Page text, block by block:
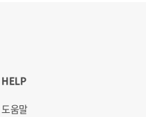
HELP
도움말